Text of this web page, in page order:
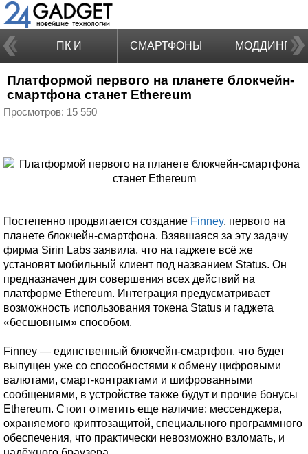
ПК И
НОУТБУКИ
СМАРТФОНЫ МОДДИНГ
Платформой первого на планете блокчейн-
смартфона станет Ethereum
Просмотров: 15 550
Постепенно продвигается создание Finney, первого на
планете блокчейн-смартфона. Взявшаяся за эту задачу
фирма Sirin Labs заявила, что на гаджете всё же
установят мобильный клиент под названием Status. Он
предназначен для совершения всех действий на
платформе Ethereum. Интеграция предусматривает
возможность использования токена Status и гаджета
«бесшовным» способом.
Finney — единственный блокчейн-смартфон, что будет
выпущен уже со способностями к обмену цифровыми
валютами, смарт-контрактами и шифрованными
сообщениями, в устройстве также будут и прочие бонусы
Ethereum. Стоит отметить еще наличие: мессенджера,
охраняемого криптозащитой, специального программного
обеспечения, что практически невозможно взломать, и